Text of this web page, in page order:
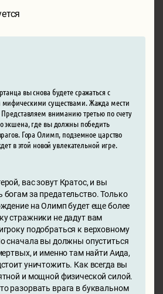
вы снова будете сражаться с
существами. Жажда мести
вниманию третью по счету
экшена, где вы должны победить
Гора Олимп, подземное царство
в этой новой увлекательной игре.
вас зовут Кратос, и вы
за предательство. Только
на Олимп будет еще более
стражники не дадут вам
подобраться к верховному
сначала вы должны опуститься
и именно там найти Аида,
уничтожить. Как всегда вы
и мощной физической силой.
разорвать врага в буквальном